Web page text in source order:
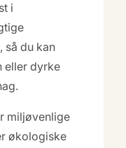
i
så du kan
eller dyrke
miljøvenlige
økologiske